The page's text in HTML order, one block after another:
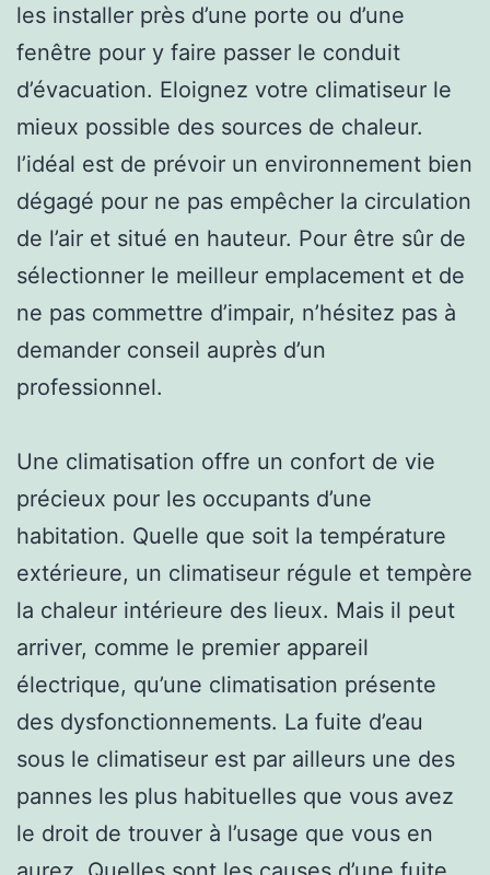
les installer près d’une porte ou d’une
fenêtre pour y faire passer le conduit
d’évacuation. Eloignez votre climatiseur le
mieux possible des sources de chaleur.
l’idéal est de prévoir un environnement bien
dégagé pour ne pas empêcher la circulation
de l’air et situé en hauteur. Pour être sûr de
sélectionner le meilleur emplacement et de
ne pas commettre d’impair, n’hésitez pas à
demander conseil auprès d’un
professionnel.
Une climatisation offre un confort de vie
précieux pour les occupants d’une
habitation. Quelle que soit la température
extérieure, un climatiseur régule et tempère
la chaleur intérieure des lieux. Mais il peut
arriver, comme le premier appareil
électrique, qu’une climatisation présente
des dysfonctionnements. La fuite d’eau
sous le climatiseur est par ailleurs une des
pannes les plus habituelles que vous avez
le droit de trouver à l’usage que vous en